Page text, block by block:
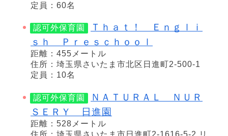
定員：60名
認可外保育園
Ｔｈａｔ！ Ｅｎｇｌｉ
ｓｈ Ｐｒｅｓｃｈｏｏｌ
距離：455メートル
住所：埼玉県さいたま市北区日進町2-500-1
定員：10名
認可外保育園
ＮＡＴＵＲＡＬ ＮＵＲ
ＳＥＲＹ 日進園
距離：528メートル
住所：埼玉県さいたま市日進町2-1616-5-2 リ